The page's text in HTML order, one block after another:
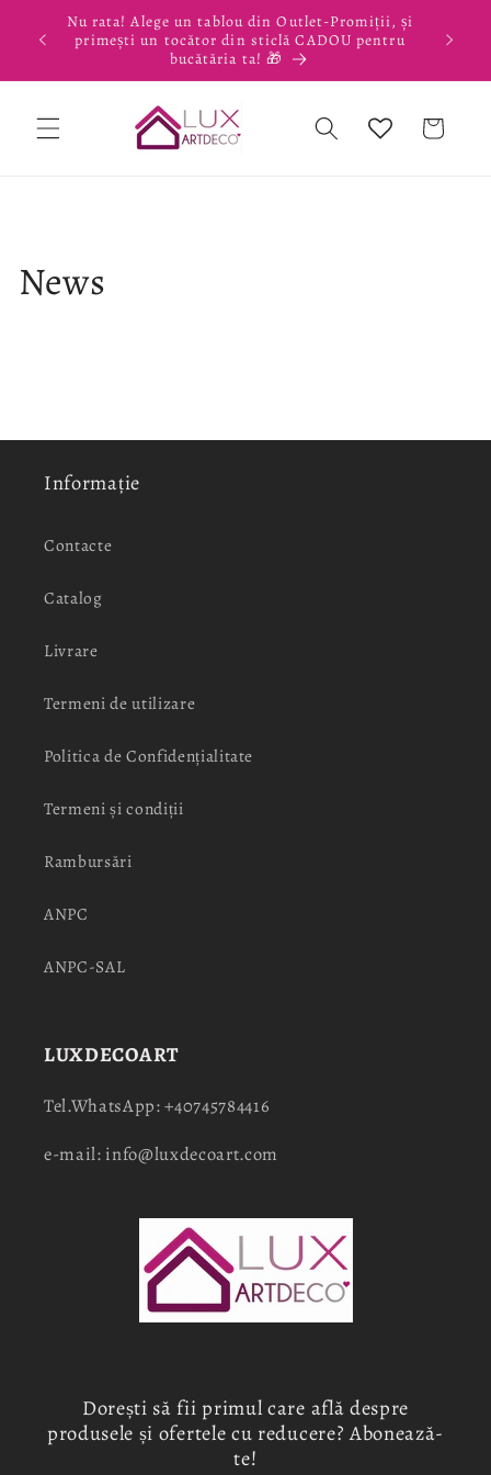
Salt la
conținut
Nu rata! Alege un tablou din Outlet-Promiții, și
primești un tocător din sticlă CADOU pentru
bucătăria ta! 🎁
Coș
News
Informație
Contacte
Catalog
Livrare
Termeni de utilizare
Politica de Confidențialitate
Termeni și condiții
Rambursări
ANPC
ANPC-SAL
LUXDECOART
Tel.WhatsApp: +40745784416
e-mail: info@luxdecoart.com
Dorești să fii primul care află despre
produsele și ofertele cu reducere? Abonează-
te!